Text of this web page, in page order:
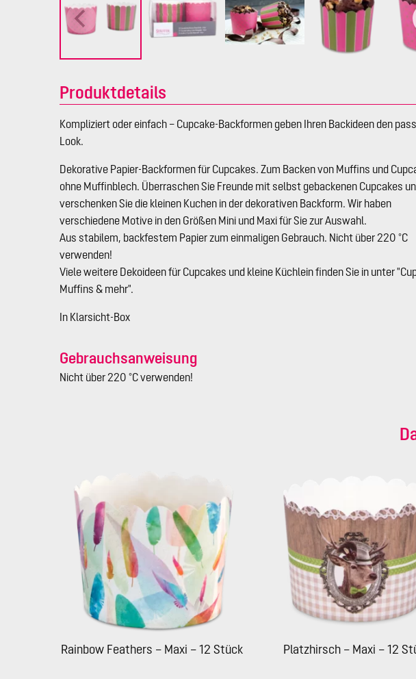
Produktdetails
Kompliziert oder einfach – Cupcake-Backformen geben Ihren Backideen den
Look.
Dekorative Papier-Backformen für Cupcakes. Zum Backen von Muffins und
ohne Muffinblech. Überraschen Sie Freunde mit selbst gebackenen Cupcakes
verschenken Sie die kleinen Kuchen in der dekorativen Backform. Wir haben
verschiedene Motive in den Größen Mini und Maxi für Sie zur Auswahl.
Aus stabilem, backfestem Papier zum einmaligen Gebrauch. Nicht über 220 °C
verwenden!
Viele weitere Dekoideen für Cupcakes und kleine Küchlein finden Sie in unter
Muffins & mehr".
In Klarsicht-Box
Gebrauchsanweisung
Nicht über 220 °C verwenden!
Rainbow Feathers – Maxi – 12 Stück Platzhirsch – Maxi – 12